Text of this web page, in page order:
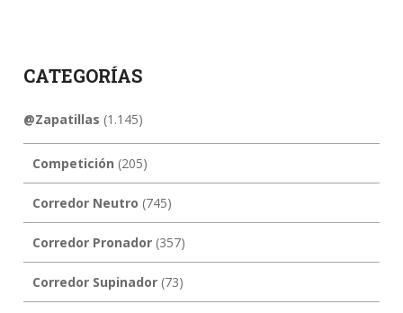
CATEGORÍAS
@Zapatillas (1.145)
Competición (205)
Corredor Neutro (745)
Corredor Pronador(357)
Corredor Supinador(73)